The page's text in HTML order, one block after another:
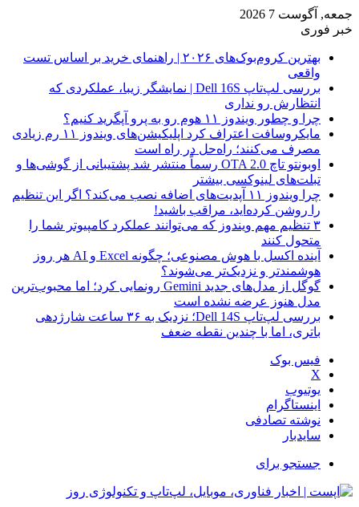
جمعه, آگوست 7 2026
خبر فوری
بهترین کروم‌بوک‌های ۲۰۲۶ | راهنمای خرید بر اساس تست
واقعی
بررسی لپ‌تاپ Dell 16S | نمایشگر زیبا، عملکردی که
انتظارش رو نداری
چرا و چطور ویندوز ۱۱ هوم رو به پرو آپگرید کنیم؟
مایکروسافت اعتراف کرد اپلیکیشن‌های ویندوز ۱۱ رم زیادی
مصرف می‌کنند؛ راه‌حل در راه است
اوبونتو تاچ OTA 2.0 رسماً منتشر شد پشتیبانی از گوشی‌ها و
تبلت‌های لینوکسی بیشتر
چرا ویندوز ۱۱ آپدیت‌های اضافه نصب می‌کند؟ اگر این تنظیم
را روشن کرده‌اید، مراقب باشید!
۳ تنظیم مهم ویندوز که می‌توانند عملکرد کامپیوتر شما را
متحول کنند
آینده اکسل با هوش مصنوعی؛ چگونه Excel و AI هر روز
هوشمندتر و نزدیک‌تر می‌شوند؟
گوگل از مدل‌های جدید Gemini رونمایی کرد؛ اما محبوب‌ترین
مدل هنوز عرضه نشده است
بررسی لپ‌تاپ Dell 14S؛ نزدیک به ۳۶ ساعت شارژدهی
باتری، اما با چندین نقطه ضعف
فیس بوک
X
یوتیوب
اینستاگرام
نوشته تصادفی
سایدبار
جستجو برای